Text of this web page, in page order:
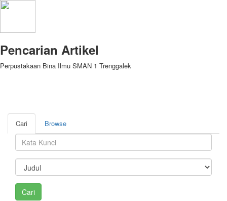
Pencarian Artikel
Perpustakaan Bina Ilmu SMAN 1 Trenggalek
Cari Browse